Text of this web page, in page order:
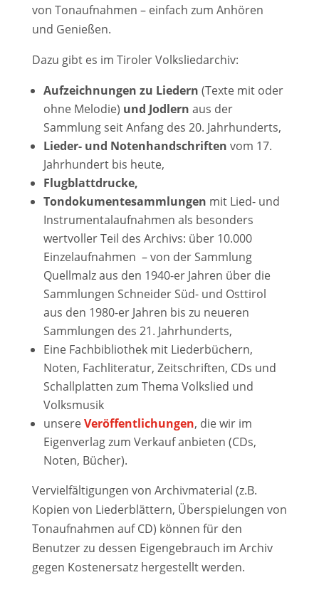
von Tonaufnahmen – einfach zum Anhören
und Genießen.
Dazu gibt es im Tiroler Volksliedarchiv:
Aufzeichnungen zu Liedern (Texte mit oder
ohne Melodie) und Jodlern aus der
Sammlung seit Anfang des 20. Jahrhunderts,
Lieder- und Notenhandschriften vom 17.
Jahrhundert bis heute,
Flugblattdrucke,
Tondokumentesammlungen mit Lied- und
Instrumentalaufnahmen als besonders
wertvoller Teil des Archivs: über 10.000
Einzelaufnahmen – von der Sammlung
Quellmalz aus den 1940-er Jahren über die
Sammlungen Schneider Süd- und Osttirol
aus den 1980-er Jahren bis zu neueren
Sammlungen des 21. Jahrhunderts,
Eine Fachbibliothek mit Liederbüchern,
Noten, Fachliteratur, Zeitschriften, CDs und
Schallplatten zum Thema Volkslied und
Volksmusik
unsereVeröffentlichungen, die wir im
Eigenverlag zum Verkauf anbieten (CDs,
Noten, Bücher).
Vervielfältigungen von Archivmaterial (z.B.
Kopien von Liederblättern, Überspielungen von
Tonaufnahmen auf CD) können für den
Benutzer zu dessen Eigengebrauch im Archiv
gegen Kostenersatz hergestellt werden.